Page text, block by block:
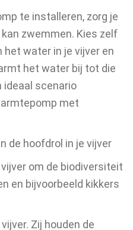
te installeren, zorg je
zwemmen. Kies zelf
water in je vijver en
het water bij tot die
ideaal scenario
met
de hoofdrol in je vijver
om de biodiversiteit
en bijvoorbeeld kikkers
Zij houden de